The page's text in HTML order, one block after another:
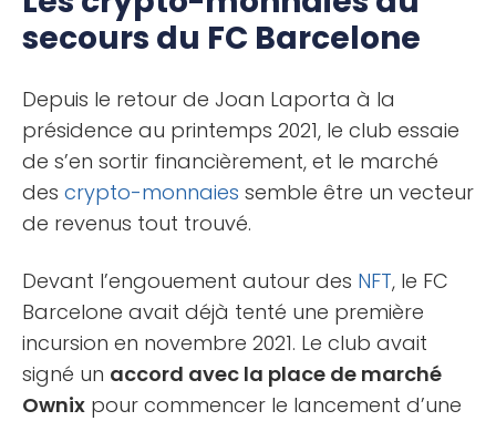
secours du FC Barcelone
Depuis le retour de Joan Laporta à la
présidence au printemps 2021, le club essaie
de s’en sortir financièrement, et le marché
des crypto-monnaies semble être un vecteur
de revenus tout trouvé.
Devant l’engouement autour des NFT, le FC
Barcelone avait déjà tenté une première
incursion en novembre 2021. Le club avait
signé un accord avec la place de marché
Ownix pour commencer le lancement d’une